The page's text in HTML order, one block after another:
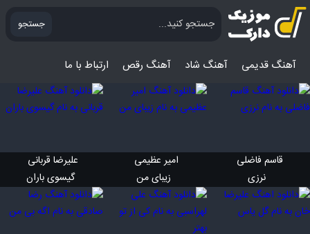
جستجو
آهنگ قدیمی آهنگ‌ شاد آهنگ رقص ارتباط با ما
قاسم فاضلی
نرزی
امیر عظیمی
زیبای من
علیرضا قربانی
گیسوی باران